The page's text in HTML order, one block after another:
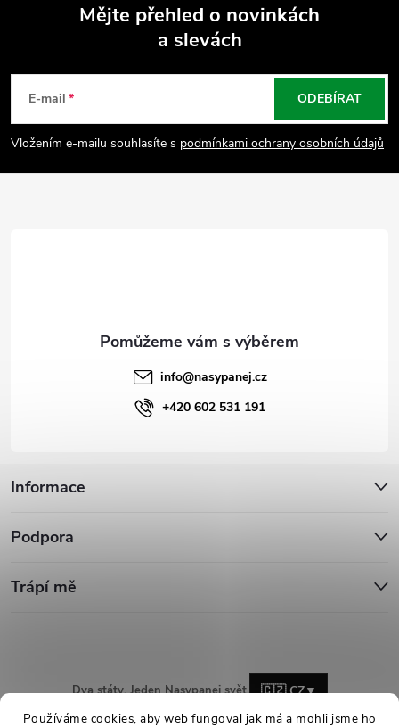
Používáme cookies, aby web fungoval jak má a mohli jsme ho
p
a
Mějte přehled o novinkách
a slevách
E-mail
Vložením e-mailu souhlasíte s podmínkami ochrany osobních údajů
ODEBÍRAT
Informace
Podpora
Trápí mě
info@nasypanej.cz
+420 602 531 191
Dva státy. Jeden Nasypanej svět. 🇨🇿 CZ▼